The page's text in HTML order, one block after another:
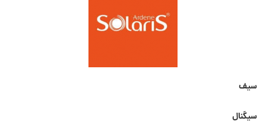
سیف
سیگنال